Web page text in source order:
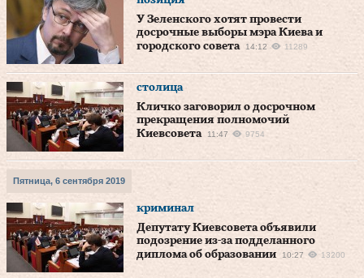
У Зеленского хотят провести
досрочные выборы мэра Киева и
городского совета
14:12 11289
столица
Кличко заговорил о досрочном
прекращения полномочий
Киевсовета
11:47 9754
Пятница, 6 сентября 2019
криминал
Депутату Киевсовета объявили
подозрение из-за подделанного
диплома об образовании
10:27 13200